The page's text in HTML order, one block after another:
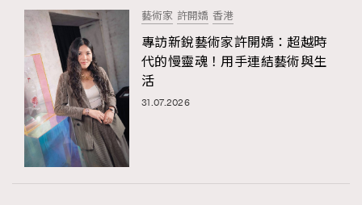
藝術家 許開嬌 香港
專訪新銳藝術家許開嬌：超越時
代的慢靈魂！用手連結藝術與生
活
31.07.2026